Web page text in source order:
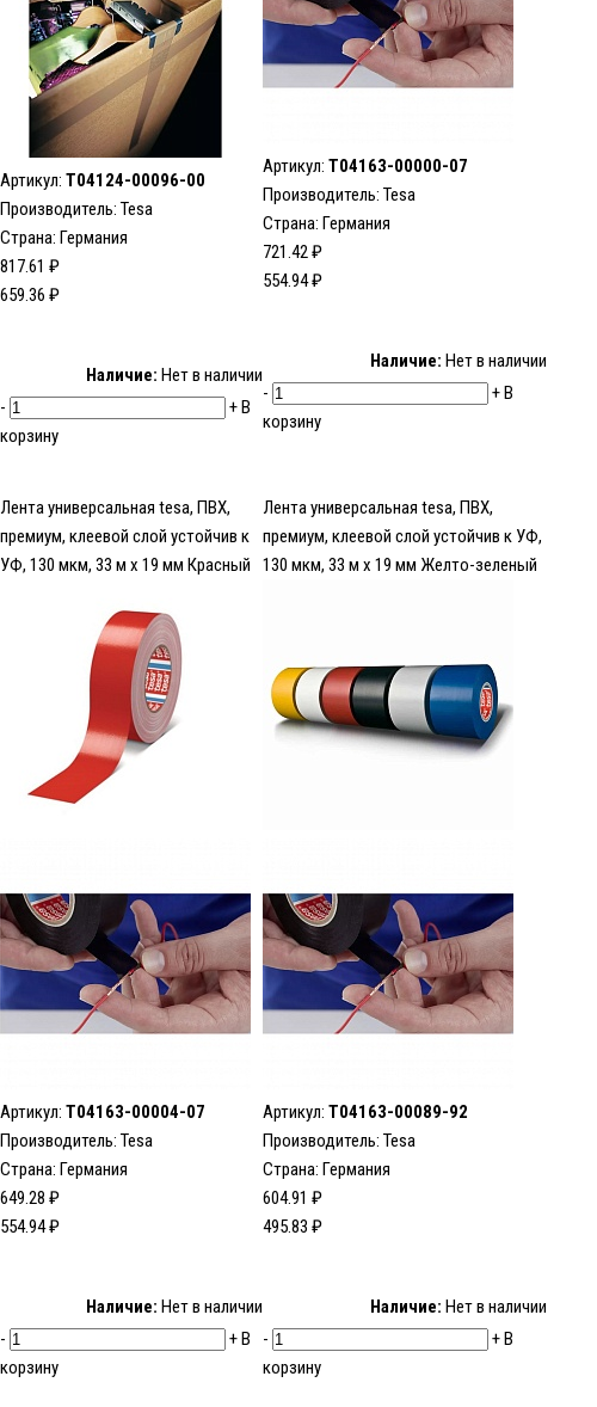
Артикул: T04124-00096-00
Производитель: Tesa
Страна: Германия
817.61 ₽
659.36 ₽
Наличие: Нет в наличии
-
+В
корзину
Артикул: T04163-00000-07
Производитель: Tesa
Страна: Германия
721.42 ₽
554.94 ₽
Наличие: Нет в наличии
-
+В
корзину
Лента универсальная tesa, ПВХ,
премиум, клеевой слой устойчив к
УФ, 130 мкм, 33 м х 19 мм Красный
Артикул: T04163-00004-07
Производитель: Tesa
Страна: Германия
649.28 ₽
554.94 ₽
Наличие: Нет в наличии
-
+В
корзину
Лента универсальная tesa, ПВХ,
премиум, клеевой слой устойчив к УФ,
130 мкм, 33 м х 19 мм Желто-зеленый
Артикул: T04163-00089-92
Производитель: Tesa
Страна: Германия
604.91 ₽
495.83 ₽
Наличие: Нет в наличии
-
+В
корзину